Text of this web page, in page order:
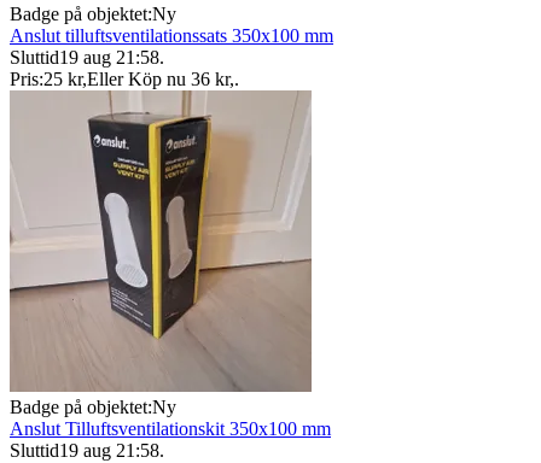
Badge på objektet:Ny
Anslut tilluftsventilationssats 350x100 mm
Sluttid19 aug 21:58.
Pris:25 kr,Eller Köp nu 36 kr,.
Badge på objektet:Ny
Anslut Tilluftsventilationskit 350x100 mm
Sluttid19 aug 21:58.